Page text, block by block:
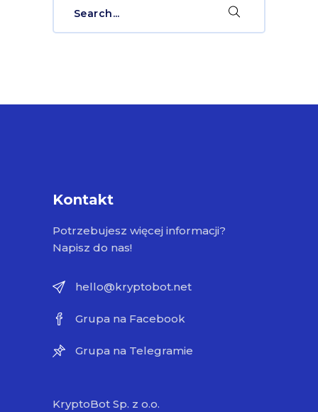
Kontakt
Potrzebujesz więcej informacji?
Napisz do nas!
hello@kryptobot.net
Grupa na Facebook
Grupa na Telegramie
KryptoBot Sp. z o.o.